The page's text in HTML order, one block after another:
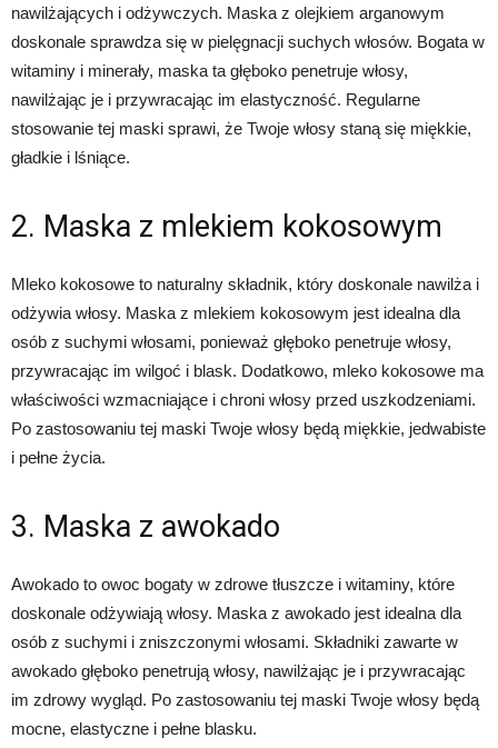
nawilżających i odżywczych. Maska z olejkiem arganowym
doskonale sprawdza się w pielęgnacji suchych włosów. Bogata w
witaminy i minerały, maska ta głęboko penetruje włosy,
nawilżając je i przywracając im elastyczność. Regularne
stosowanie tej maski sprawi, że Twoje włosy staną się miękkie,
gładkie i lśniące.
2. Maska z mlekiem kokosowym
Mleko kokosowe to naturalny składnik, który doskonale nawilża i
odżywia włosy. Maska z mlekiem kokosowym jest idealna dla
osób z suchymi włosami, ponieważ głęboko penetruje włosy,
przywracając im wilgoć i blask. Dodatkowo, mleko kokosowe ma
właściwości wzmacniające i chroni włosy przed uszkodzeniami.
Po zastosowaniu tej maski Twoje włosy będą miękkie, jedwabiste
i pełne życia.
3. Maska z awokado
Awokado to owoc bogaty w zdrowe tłuszcze i witaminy, które
doskonale odżywiają włosy. Maska z awokado jest idealna dla
osób z suchymi i zniszczonymi włosami. Składniki zawarte w
awokado głęboko penetrują włosy, nawilżając je i przywracając
im zdrowy wygląd. Po zastosowaniu tej maski Twoje włosy będą
mocne, elastyczne i pełne blasku.